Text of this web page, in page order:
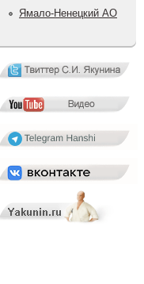
Ямало-Ненецкий АО